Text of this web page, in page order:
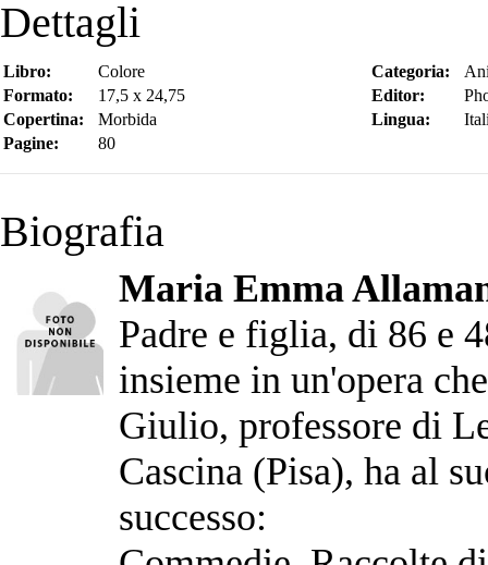
Dettagli
Libro:
Colore
Formato:
17,5 x 24,75
Copertina:
Morbida
Pagine:
80
Categoria:
Editor:
Lingua:
Biografia
Maria Emma
Padre e figlia, di 86 e
insieme in un'opera
Giulio, professore di
Cascina (Pisa), ha al
successo: